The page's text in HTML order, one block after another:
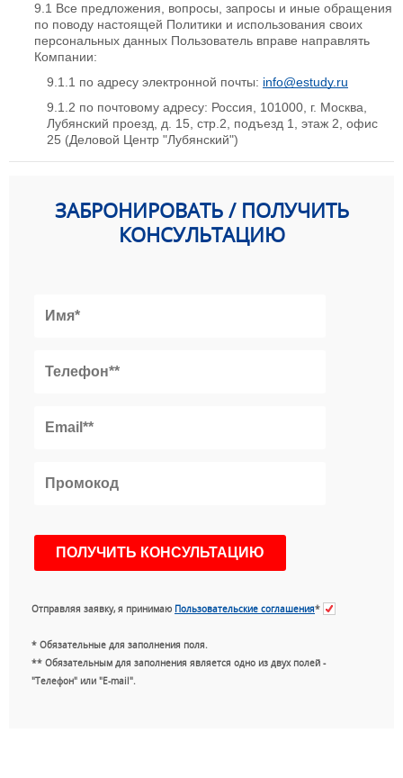
Все предложения, вопросы, запросы и иные обращения
по поводу настоящей Политики и использования своих
персональных данных Пользователь вправе направлять
Компании:
по адресу электронной почты: info@estudy.ru
по почтовому адресу: Россия, 101000, г. Москва,
Лубянский проезд, д. 15, стр.2, подъезд 1, этаж 2, офис
25 (Деловой Центр "Лубянский")
ЗАБРОНИРОВАТЬ / ПОЛУЧИТЬ
КОНСУЛЬТАЦИЮ
Отправляя заявку, я принимаю Пользовательские соглашения*
* Обязательные для заполнения поля.
** Обязательным для заполнения является одно из двух полей -
"Телефон" или "E-mail".